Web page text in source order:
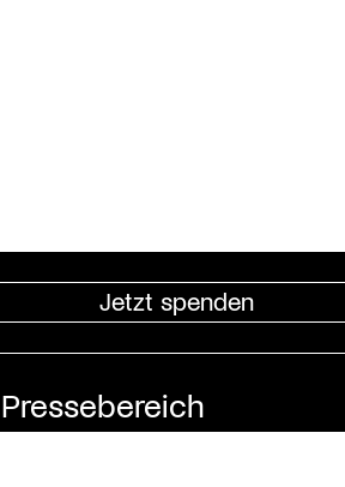
Jetzt spenden
Pressebereich
Impressum